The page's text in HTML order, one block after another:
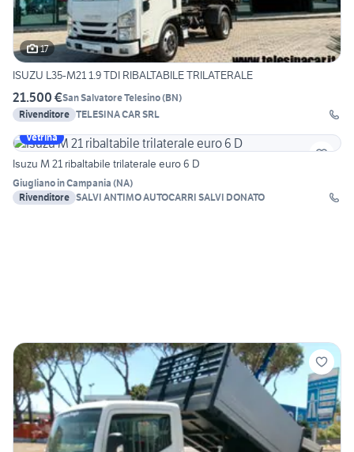
17
ISUZU L35-M21 1.9 TDI RIBALTABILE TRILATERALE
21.500 €San Salvatore Telesino(BN)
Rivenditore TELESINA CAR SRL
Vetrina
Isuzu M 21 ribaltabile trilaterale euro 6 D
Giugliano in Campania (NA)
Rivenditore SALVI ANTIMO AUTOCARRI SALVI DONATO